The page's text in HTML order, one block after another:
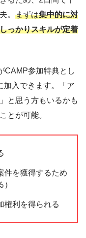
。 まずは集中的に対
っかりスキルが定着
CAMP参加特典とし
加入できます。「ア
と思う方もいるかも
とが可能。
件を獲得するため
権利を得られる